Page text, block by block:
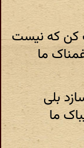
کن که نیست
ما
بلی
ما